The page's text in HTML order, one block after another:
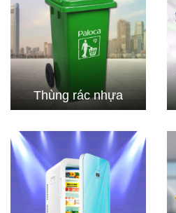
Thùng rác nhựa